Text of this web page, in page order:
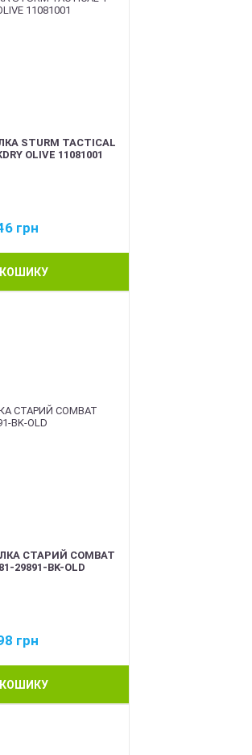
STURM TACTICAL
OLIVE 11081001
грн
СТАРИЙ COMBAT
29891-BK-OLD
грн